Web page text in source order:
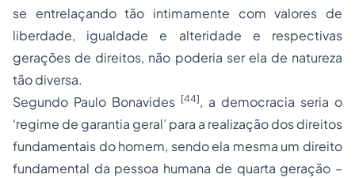
se entrelaçando tão intimamente com valores de
liberdade, igualdade e alteridade e respectivas
gerações de direitos, não poderia ser ela de natureza
tão diversa.
Segundo Paulo Bonavides [44], a democracia seria o
‘regime de garantia geral’ para a realização dos direitos
fundamentais do homem, sendo ela mesma um direito
fundamental da pessoa humana de quarta geração –